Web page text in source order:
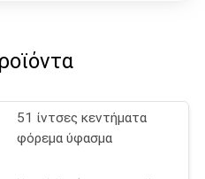
51 ίντσες κεντήματα
φόρεμα ύφασμα